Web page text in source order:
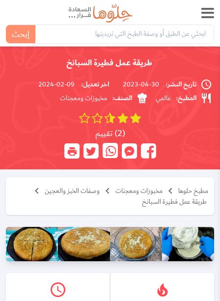
إبحث
طريقة عمل فطيرة السبانخ
تاريخ النشر: 30-04-2023 اخر تعديل: 09-02-2024
المطبخ: عالمي الصنف: مخبوزات ومعجنات
(2) تقييم
مطبخ حلوها مخبوزات ومعجنات
وصفات الخبز والعجين
طريقة عمل فطيرة السبانخ